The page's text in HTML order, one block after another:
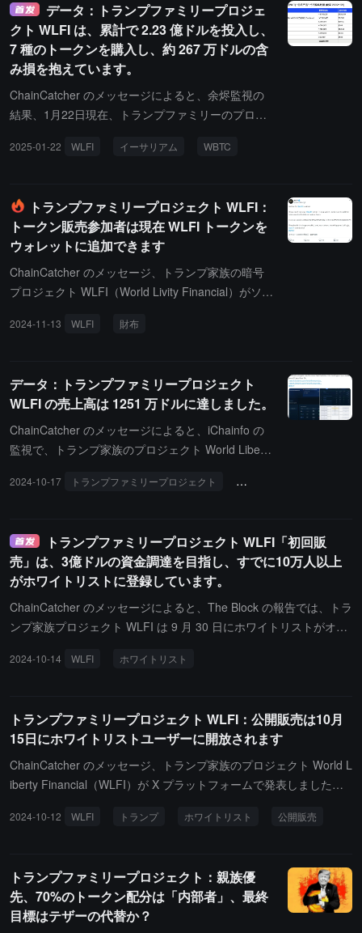
に達しています。対照的に、下落幅が最も小さいのは TRX で、WL
FI が購入して以来、わずか 5% の下落にとどまっています。
データ：トランプファミリープロジェ
クト WLFI は、累計で 2.23 億ドルを投入し、
7 種のトークンを購入し、約 267 万ドルの含
み損を抱えています。
ChainCatcher のメッセージによると、余烬監視の
結果、1月22日現在、トランプファミリーのプロジ
のトークンを購入するために合計2.23億ドルを投入
517枚のイーサリアムを購入し、279.5万ドルの浮
損；4,870万ドルを投入して457枚のWBTCを購入
し、32.9万ドルの浮損；670万ドルを投入して256,3
14枚のLINKを購入し、12.8万ドルの利益；670万ド
ルを投入して19,399枚のAAVEを購入し、42.2万ド
を購入し、5万ドルの利益；545万ドルを投入して57
ルの浮損。
2025-01-22 WLFI イーサリアム WBTC
トランプファミリープロジェクト WLFI：
トークン販売参加者は現在 WLFI トークンを
ウォレットに追加できます
ChainCatcher のメッセージ、トランプ家族の暗号
プロジェクト WLFI（World Livity Financial）がソー
加者は現在 WLFI トークンをウォレットに追加でき
2024-11-13 WLFI 財布
データ：トランプファミリープロジェクト
WLFI の売上高は 1251 万ドルに達しました。
ChainCatcher のメッセージによると、iChainfo の
監視で、トランプ家族のプロジェクト World Liberty
に達しました。オンチェーン分析の結果、購入者が
2024-10-17 トランプファミリープロジェクト WLFI
トランプファミリープロジェクト WLFI「初回販
売」は、3億ドルの資金調達を目指し、すでに10万人以上
がホワイトリストに登録しています。
ChainCatcher のメッセージによると、The Block の報告では、トラ
ンプ家族プロジェクト WLFI は 9 月 30 日にホワイトリストがオン
り、火曜日には「ゴールドファイル」を発表する予定です。配分に
の補償に使用されます。WLFI はアメリカ国内の適格投資家、イギ
リス国内の適格投資家、およびこれらの国以外の投資家に開放され
ます。The Block が確認したロードマップによれば、WLFI の「初
回販売」は 3 億ドルの調達を目指し、15 億ドルの完全希薄化評価
第一段階は、イーサリアム第 2 層ネットワーク Scroll 上で DeFi 貸
出し、借り入れることができるようにします。第二段階は取引所と
の統合で、ユーザーがオンチェーンで「顧客確認」（KYC）プロト
コルを通じてオンチェーンおよびオフチェーンを行えるようにしま
2024-10-14 WLFI ホワイトリスト
トランプファミリープロジェクト WLFI：公開販売は10月
15日にホワイトリストユーザーに開放されます
ChainCatcher のメッセージ、トランプ家族のプロジェクト World L
iberty Financial（WLFI）が X プラットフォームで発表しました。
たしたすべての人に開放されます。」
2024-10-12 WLFI トランプ ホワイトリスト 公開販売
トランプファミリープロジェクト：親族優
先、70%のトークン配分は「内部者」、最終
目標はテザーの代替か？